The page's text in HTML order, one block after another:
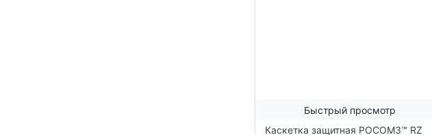
Быстрый просмотр
Каскетка защитная РОСОМЗ™ RZ